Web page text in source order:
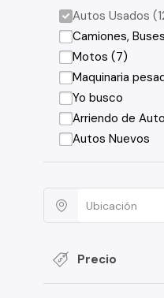
Autos Usados
Camiones,
Motos (7)
Maquinaria
Yo busco
Arriendo de
Autos Nuevos
Precio